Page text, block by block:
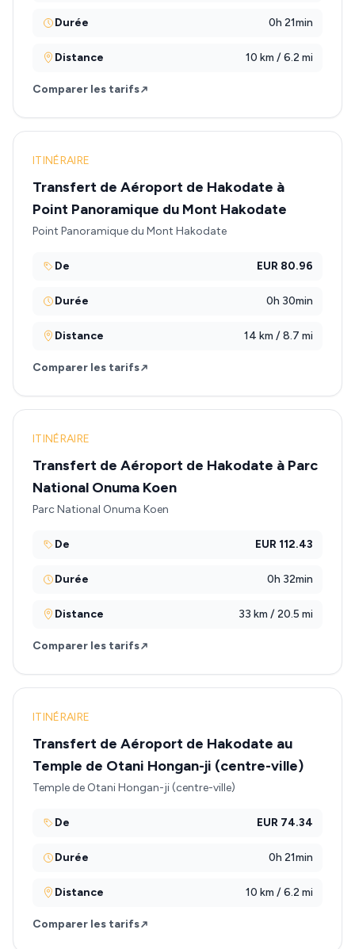
Durée 0h 21min
Distance 10 km / 6.2 mi
Comparer les tarifs
ITINÉRAIRE
Transfert de Aéroport de Hakodate à
Point Panoramique du Mont Hakodate
Point Panoramique du Mont Hakodate
De EUR 80.96
Durée 0h 30min
Distance 14 km / 8.7 mi
Comparer les tarifs
ITINÉRAIRE
Transfert de Aéroport de Hakodate à Parc
National Onuma Koen
Parc National Onuma Koen
De EUR 112.43
Durée 0h 32min
Distance 33 km / 20.5 mi
Comparer les tarifs
ITINÉRAIRE
Transfert de Aéroport de Hakodate au
Temple de Otani Hongan-ji (centre-ville)
Temple de Otani Hongan-ji (centre-ville)
De EUR 74.34
Durée 0h 21min
Distance 10 km / 6.2 mi
Comparer les tarifs